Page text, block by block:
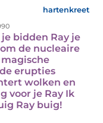
hartenkreet
bidden Ray je
de nucleaire
erupties
wolken en
voor je Ray Ik
Ray buig!